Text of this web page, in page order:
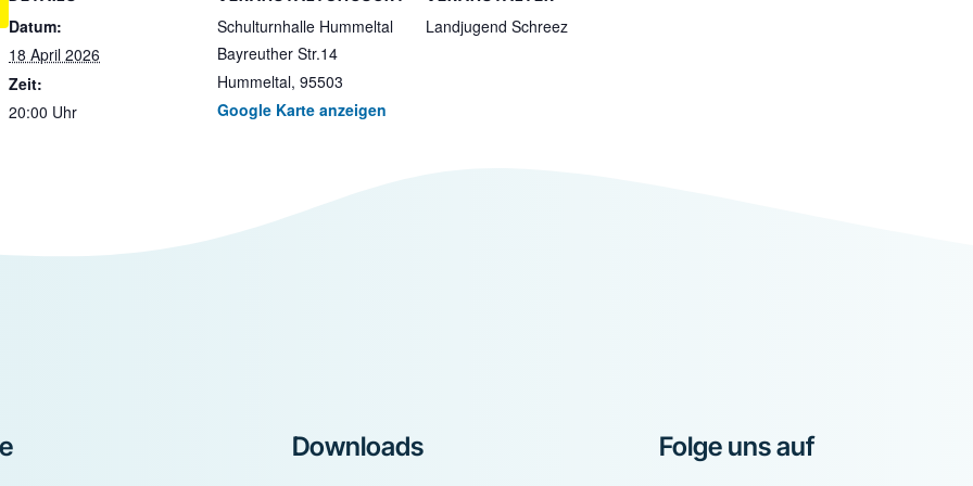
Datum:
18 April 2026
Zeit:
20:00 Uhr
Schulturnhalle Hummeltal
Bayreuther Str.14
Hummeltal, 95503
Google Karte anzeigen
Landjugend Schreez
Downloads Folge uns auf